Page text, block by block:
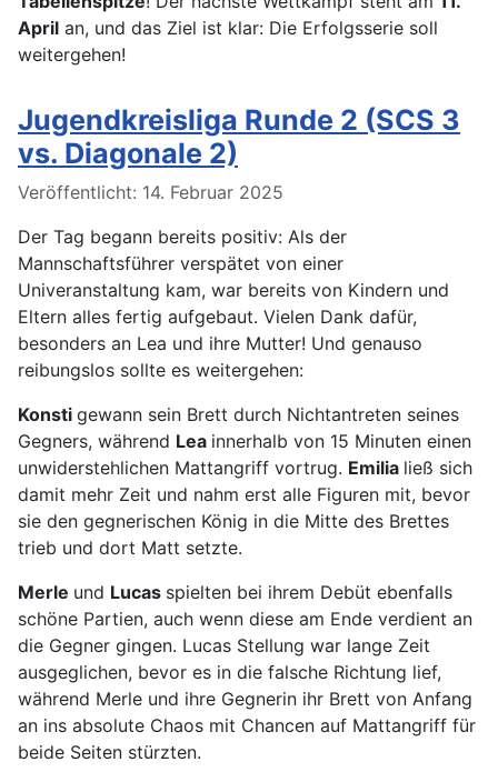
April an, und das Ziel ist klar: Die Erfolgsserie soll
weitergehen!
Jugendkreisliga Runde 2 (SCS 3
vs. Diagonale 2)
Details
Veröffentlicht: 14. Februar 2025
Der Tag begann bereits positiv: Als der
Mannschaftsführer verspätet von einer
Univeranstaltung kam, war bereits von Kindern und
Eltern alles fertig aufgebaut. Vielen Dank dafür,
besonders an Lea und ihre Mutter! Und genauso
reibungslos sollte es weitergehen:
Konsti gewann sein Brett durch Nichtantreten seines
Gegners, während Lea innerhalb von 15 Minuten einen
unwiderstehlichen Mattangriff vortrug. Emilia ließ sich
damit mehr Zeit und nahm erst alle Figuren mit, bevor
sie den gegnerischen König in die Mitte des Brettes
trieb und dort Matt setzte.
Merle und Lucas spielten bei ihrem Debüt ebenfalls
schöne Partien, auch wenn diese am Ende verdient an
die Gegner gingen. Lucas Stellung war lange Zeit
ausgeglichen, bevor es in die falsche Richtung lief,
während Merle und ihre Gegnerin ihr Brett von Anfang
an ins absolute Chaos mit Chancen auf Mattangriff für
beide Seiten stürzten.